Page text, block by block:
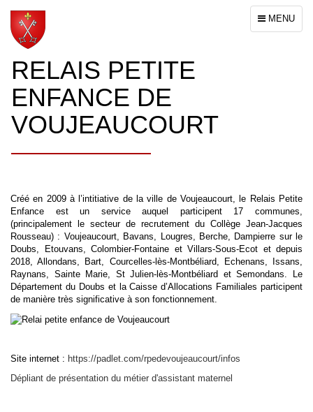
Toggle
navigation
MENU
RELAIS PETITE
ENFANCE DE
VOUJEAUCOURT
Créé en 2009 à l’intitiative de la ville de Voujeaucourt, le Relais Petite
Enfance est un service auquel participent 17 communes,
(principalement le secteur de recrutement du Collège Jean-Jacques
Rousseau) : Voujeaucourt, Bavans, Lougres, Berche, Dampierre sur le
Doubs, Etouvans, Colombier-Fontaine et Villars-Sous-Ecot et depuis
2018, Allondans, Bart, Courcelles-lès-Montbéliard, Echenans, Issans,
Raynans, Sainte Marie, St Julien-lès-Montbéliard et Semondans. Le
Département du Doubs et la Caisse d’Allocations Familiales participent
de manière très significative à son fonctionnement.
Site internet : https://padlet.com/rpedevoujeaucourt/infos
Dépliant de présentation du métier d'assistant maternel